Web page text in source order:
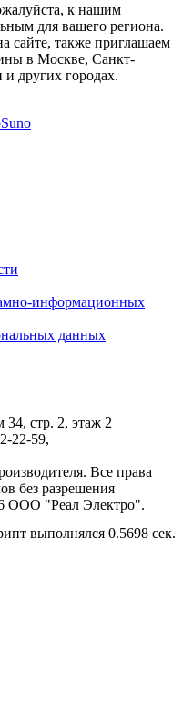
к нашим
для вашего региона.
сайте, также приглашаем
в Москве, Санкт-
других городах.
Suno
информационных
данных
стр. 2, этаж 2
22-59,
Все права
без разрешения
ООО "Реал Электро".
выполнялся 0.5698 сек.